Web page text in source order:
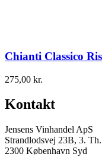
Chianti Classico
275,00 kr.
Kontakt
Jensens Vinhandel ApS
Strandlodsvej 23B, 3. Th.
2300 København Syd